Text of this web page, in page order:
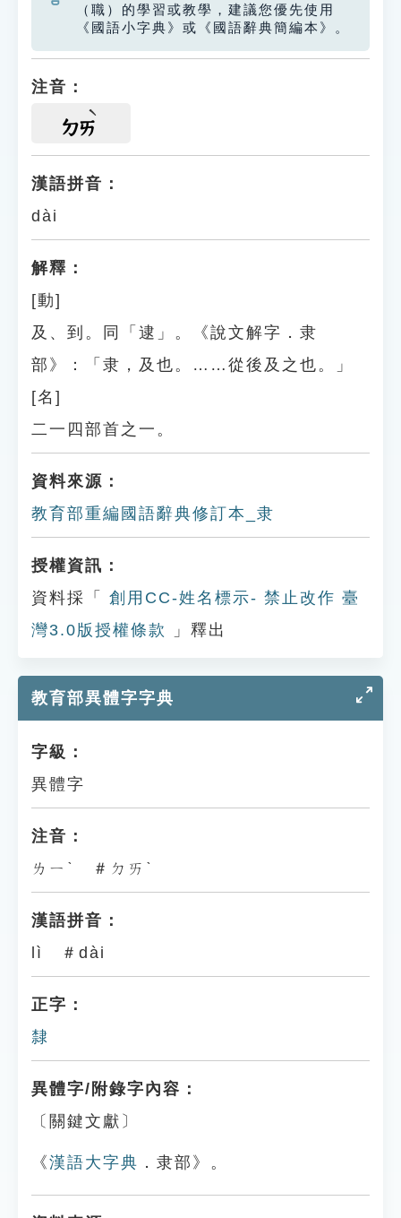
（職）的學習或教學，建議您優先使用
《國語小字典》或《國語辭典簡編本》。
注音：
ㄉㄞ
漢語拼音：
dài
解釋：
[動]
及、到。同「逮」。《說文解字．隶
部》：「隶，及也。……從後及之也。」
[名]
二一四部首之一。
資料來源：
教育部重編國語辭典修訂本_隶
授權資訊：
資料採「
創用CC-姓名標示- 禁止改作 臺
灣3.0版授權條款
」釋出
教育部異體字字典
字級：
異體字
注音：
ㄌㄧˋ ＃ㄉㄞˋ
漢語拼音：
lì ＃dài
正字：
隸
異體字/附錄字內容：
〔關鍵文獻〕
《漢語大字典 ．隶部》。